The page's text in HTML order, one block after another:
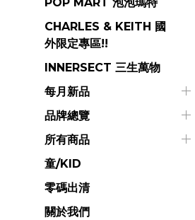
CHARLES & KEITH 國
外限定專區!!
INNERSECT 三生萬物
每月新品
品牌總覽
所有商品
童/KID
零碼出清
關於我們